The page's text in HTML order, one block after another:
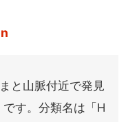
と山脈付近で発見
す。分類名は「H